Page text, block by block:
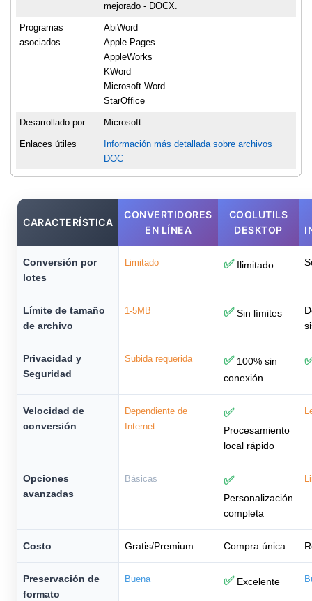
mejorado - DOCX.
Programas
asociados
AbiWord
Apple Pages
AppleWorks
KWord
Microsoft Word
StarOffice
Desarrollado por Microsoft
Enlaces útiles
Información más detallada sobre archivos
DOC
CARACTERÍSTICA
CONVERTIDORES
EN LÍNEA
COOLUTILS
DESKTOP
Conversión por
lotes
Limitado ✅Ilimitado
Límite de tamaño
de archivo
1-5MB ✅Sin límites
Privacidad y
Seguridad
Subida requerida ✅100% sin
conexión
Velocidad de
conversión
Dependiente de
Internet
✅
Procesamiento
local rápido
Opciones
avanzadas
Básicas ✅
Personalización
completa
Costo Gratis/Premium Compra única
Preservación de
formato
Buena ✅Excelente